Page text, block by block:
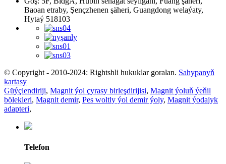
Baoan etraby, Şençzhenen şäheri, Guangdong welaýaty,
Hytaý 518103
© Copyright - 2010-2024: Rightshli hukuklar goralan. Sahypanyň
kartasy
Güýçlendiriji, Magnit ýol çyrasy birleşdirijisi, Magnit ýoluň ýeňil
bölekleri, Magnit demir, Pes woltly ýol demir ýoly, Magnit ýodajyk
adapteri,
Telefon